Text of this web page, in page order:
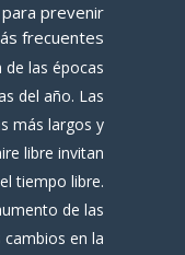
prevenir
frecuentes
de las épocas
del año. Las
más largos y
libre invitan
tiempo libre.
de las
en la